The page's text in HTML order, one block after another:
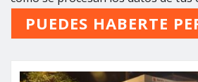
PUEDES HABERTE